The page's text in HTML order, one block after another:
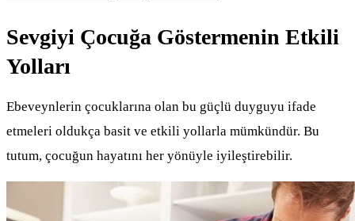
Sevgiyi Çocuğa Göstermenin Etkili
Yolları
Ebeveynlerin çocuklarına olan bu güçlü duyguyu ifade
etmeleri oldukça basit ve etkili yollarla mümkündür. Bu
tutum, çocuğun hayatını her yönüyle iyileştirebilir.